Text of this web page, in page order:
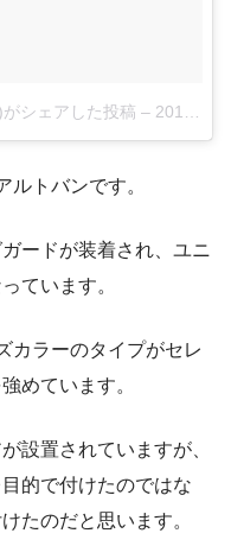
シェアした投稿 – 2017年 8月月8日午後4時12分PDT
ルトバンです。
ードが装着され、ユニ
ています。
カラーのタイプがセレ
めています。
設置されていますが、
的で付けたのではな
たのだと思います。